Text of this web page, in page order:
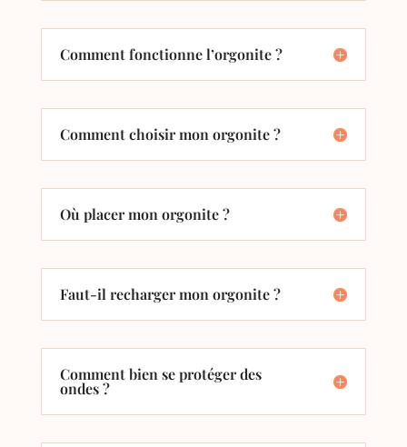
Comment fonctionne l’orgonite ?
Comment choisir mon orgonite ?
Où placer mon orgonite ?
Faut-il recharger mon orgonite ?
Comment bien se protéger des
ondes ?